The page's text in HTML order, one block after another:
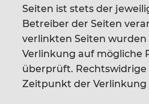
Seiten ist stets der
Betreiber der Seiten
verlinkten Seiten
Verlinkung auf mögliche
überprüft.
Zeitpunkt der